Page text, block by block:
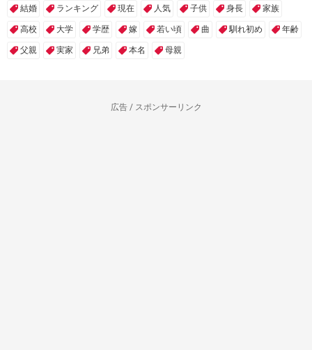
結婚 ランキング 現在 人気 子供 身長 家族
高校 大学 学歴 嫁 若い頃 曲 馴れ初め 年齢
父親 実家 兄弟 本名 母親
広告 / スポンサーリンク